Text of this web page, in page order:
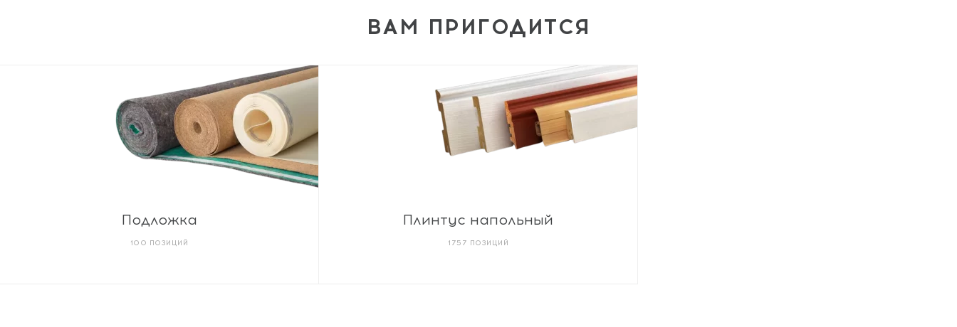
ВАМ ПРИГОДИТСЯ
Подложка
100 ПОЗИЦИЙ
Плинтус напольный
1757 ПОЗИЦИЙ